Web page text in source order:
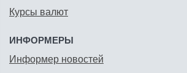
Курсы валют
ИНФОРМЕРЫ
Информер новостей